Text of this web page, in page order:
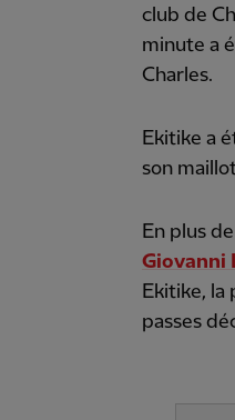
club de
minute a
Charles.
Ekitike a
son
En plus
Giovanni
Ekitike,
passes